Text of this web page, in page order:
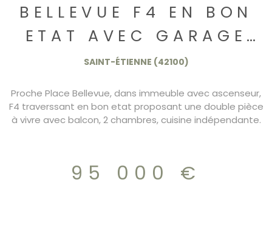
BELLEVUE F4 EN BON
ETAT AVEC GARAGE
95.000€
SAINT-ÉTIENNE (42100)
Proche Place Bellevue, dans immeuble avec ascenseur,
F4 traverssant en bon etat proposant une double pièce
à vivre avec balcon, 2 chambres, cuisine indépendante.
95 000 €